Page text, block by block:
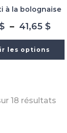
à la bolognaise
$ – 41,65 $
les options
18 résultats